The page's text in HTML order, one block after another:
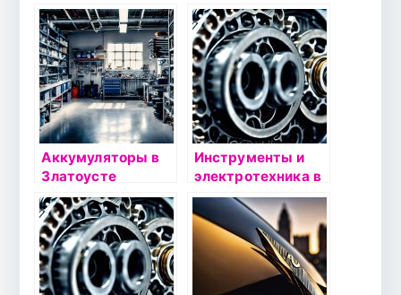
Аккумуляторы в
Златоусте
Инструменты и
электротехника в
Златоусте